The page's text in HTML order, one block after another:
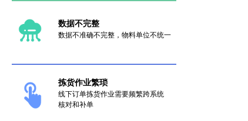
数据不完整
数据不准确不完整，物料单位不统一
拣货作业繁琐
线下订单拣货作业需要频繁跨系统
核对和补单